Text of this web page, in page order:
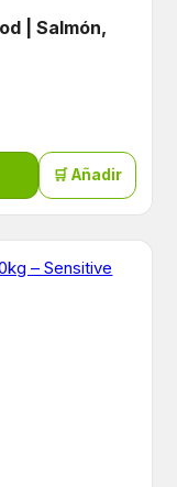
| Salmón,
🛒 Añadir